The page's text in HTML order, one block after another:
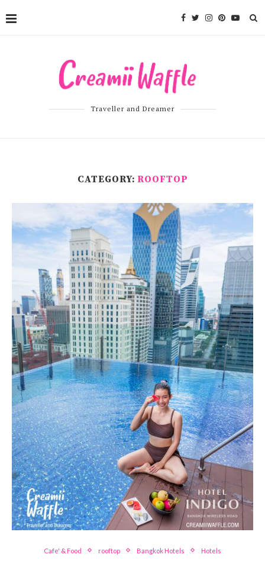
Traveller and Dreamer
CATEGORY: ROOFTOP
Cafe' & Food rooftop Bangkok Hotels Hotels